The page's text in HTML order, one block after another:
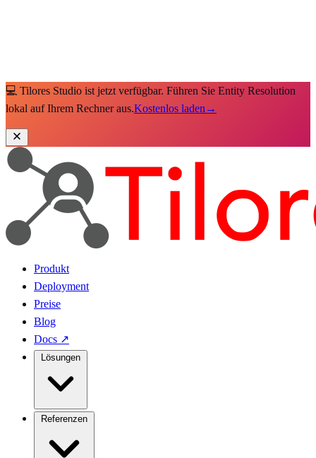
💻 Tilores Studio ist jetzt verfügbar. Führen Sie Entity Resolution
lokal auf Ihrem Rechner aus.Kostenlos laden →
Produkt
Deployment
Preise
Blog
Docs ↗